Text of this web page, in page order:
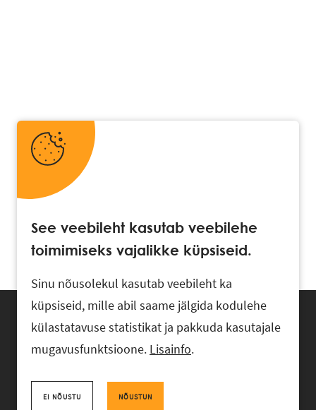
+372 618 0820,rask@rask.ee
See veebileht kasutab veebilehe
toimimiseks vajalikke küpsiseid.
Sinu nõusolekul kasutab veebileht ka
küpsiseid, mille abil saame jälgida kodulehe
külastatavuse statistikat ja pakkuda kasutajale
mugavusfunktsioone. Lisainfo.
EI NÕUSTU NÕUSTUN